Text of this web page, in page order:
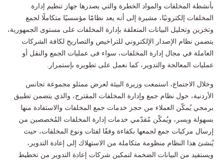
بأنشطة المخلفات والمواد الخطرة والتي يصدرها جهاز تنظيم إدارة
المخلفات إلكترونيًا، مشيرة إلى أنه يعد نظامًَا مؤسسيًا متكاملًا لجمع
وتخزين وتحليل البيانات المتعلقة بإدارة المخلفات على مستوى الجمهورية،
يتضمن نظام الإصدار الإلكتروني للتراخيص والتصاريح لكافة الشركات
العاملة في مجال إدارة المخلفات، سواء فى عمليات الجمع والنقل أو
عمليات المعالجة والتدوير، كما نعمل على تطويره بإستمرار.
وخلال الاجتماع، استمعت وزيرة البيئة لعرض ممثلو مجموعة تجانس
الأردنية، حول نظام جمع وإدارة المخلفات المقترح، والذي يتضمن تطبيق
برمجي يُمكّن العملاء من حجز خدمات جمع المخلفات والاستفادة منها
بسهولة ويسر، ويُمكّن مُقدّمي خدمات إدارة المخلفات المُخصصين من
إرسال مركبات جمع لجمعها بكفاءة وفقًا لفئات ونوع المخلفات، حيث
يُنشئ هذا النظام منظومة متكاملة من الاستهلاك إلى إعادة التدوير،
ويستفيد من البيانات الضخمة لتمكين شركات إعادة التدوير من تخطيط